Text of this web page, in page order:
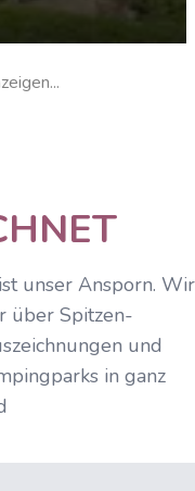
unser Ansporn. Wir
über Spitzen-
und
in ganz